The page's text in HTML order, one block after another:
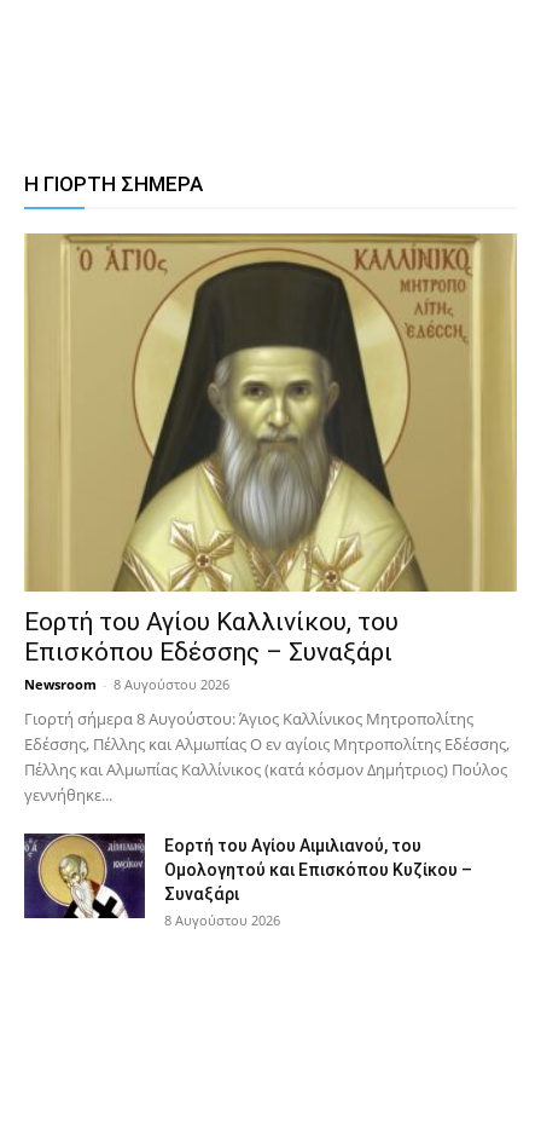
Η ΓΙΟΡΤΗ ΣΗΜΕΡΑ
Εορτή του Αγίου Καλλινίκου, του
Επισκόπου Εδέσσης – Συναξάρι
Newsroom - 8 Αυγούστου 2026
Γιορτή σήμερα 8 Αυγούστου: Άγιος Καλλίνικος Μητροπολίτης
Εδέσσης, Πέλλης και Αλμωπίας Ο εν αγίοις Μητροπολίτης Εδέσσης,
Πέλλης και Αλμωπίας Καλλίνικος (κατά κόσμον Δημήτριος) Πούλος
γεννήθηκε...
Εορτή του Αγίου Αιμιλιανού, του
Ομολογητού και Επισκόπου Κυζίκου –
Συναξάρι
8 Αυγούστου 2026